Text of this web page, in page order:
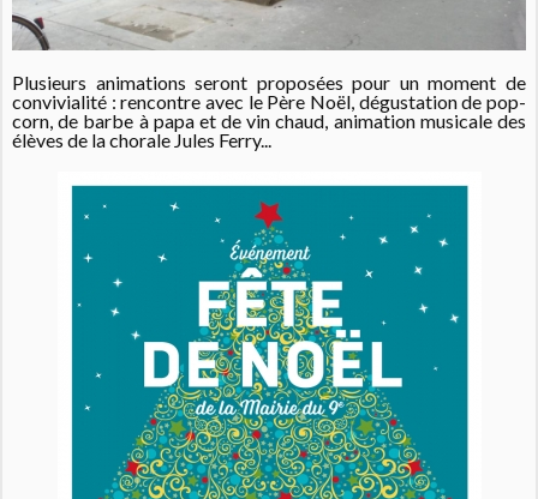
Plusieurs animations seront proposées pour un moment de
convivialité : rencontre avec le Père Noël, dégustation de pop-
corn, de barbe à papa et de vin chaud, animation musicale des
élèves de la chorale Jules Ferry...